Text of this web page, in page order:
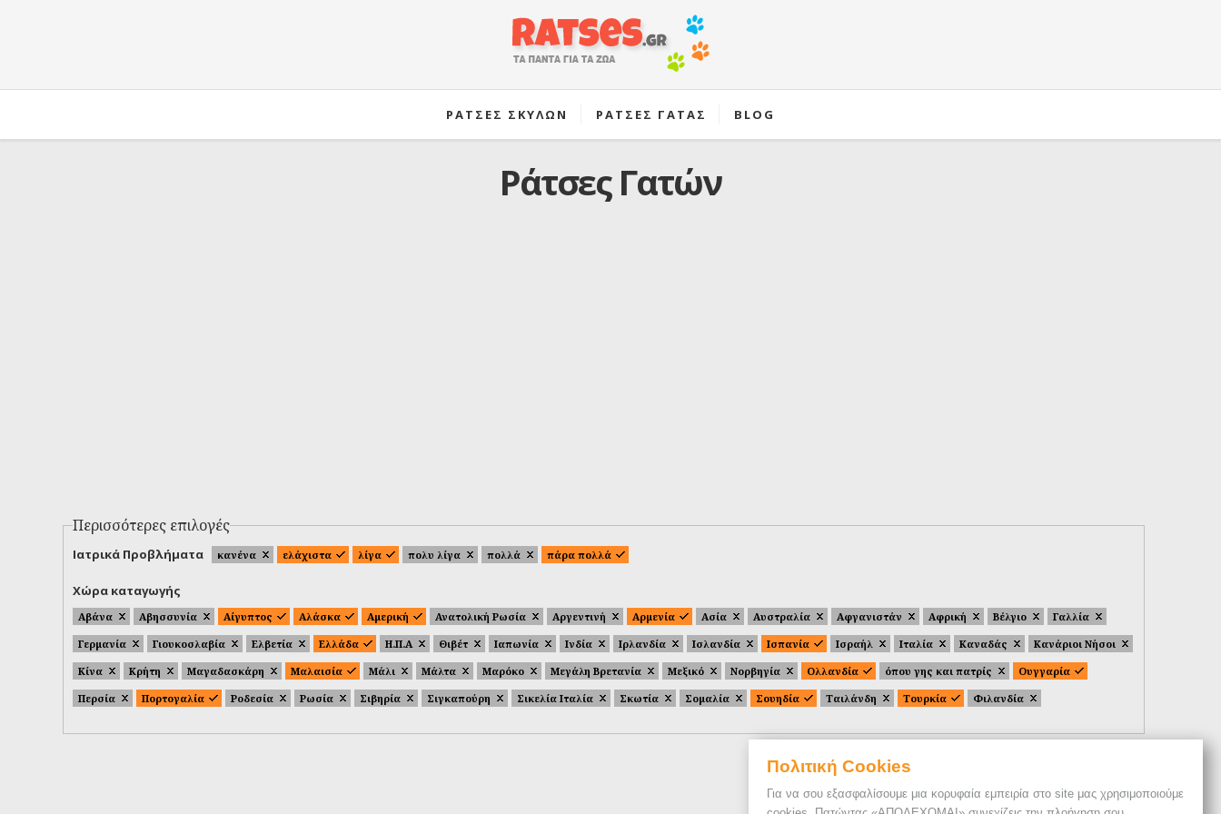
Πολιτική Cookies
Για να σου εξασφαλίσουμε μια κορυφαία εμπειρία στο site μας χρησιμοποιούμε
ΡΑΤΣΕΣ ΣΚΥΛΩΝ ΡΑΤΣΕΣ ΓΑΤΑΣ BLOG
Ράτσες Γατών
Περισσότερες επιλογές
Ιατρικά Προβλήματα κανένα ελάχιστα λίγα πολυ λίγα πολλά πάρα πολλά
Χώρα καταγωγής
Αβάνα Αβησσυνία Αίγυπτος Αλάσκα Αμερική Ανατολική Ρωσία Αργεντινή Αρμενία Ασία Αυστραλία Αφγανιστάν Αφρική Βέλγιο
Γαλλία
Γερμανία
Γιουκοσλαβία Ελβετία Ελλάδα Η.Π.Α Θιβέτ Ιαπωνία Ινδία Ιρλανδία Ισλανδία Ισπανία Ισραήλ Ιταλία Καναδάς
Κανάριοι Νήσοι
Κίνα
Κρήτη Μαγαδασκάρη Μαλαισία Μάλι Μάλτα Μαρόκο Μεγάλη Βρετανία Μεξικό Νορβηγία Ολλανδία όπου γης και πατρίς
Ουγγαρία
Περσία
Πορτογαλία Ροδεσία Ρωσία Σιβηρία Σιγκαπούρη Σικελία Ιταλία Σκωτία Σομαλία Σουηδία Ταιλάνδη Τουρκία Φιλανδία